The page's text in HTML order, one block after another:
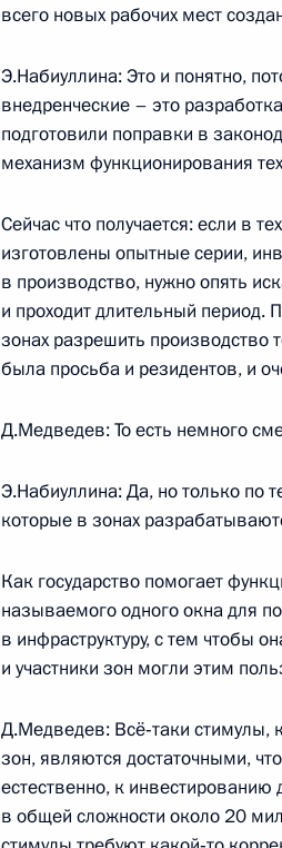
Объявлена аккредитация
Дмитрия Медведева в
6 октября 2009 года, 12:00
9 октября Дмитрий Медведев
Совета глав государств СНГ
6 октября 2009 года, 11:00
Указ о назначении
ЕГЭ – шаг вперёд к
5 октября 2009 года, 18:30 Москва
Дмитрий Медведев
возглавляемой им партии
движение» на выборах в
всего новых рабочих мест
Э.Набиуллина: Это и понятно,
внедренческие – это
подготовили поправки в
механизм функционирования
Сейчас что получается: если в
изготовлены опытные серии,
в производство, нужно опять
и проходит длительный период.
зонах разрешить производство
была просьба и резидентов, и
Д.Медведев: То есть немного
Э.Набиуллина: Да, но только по
которые в зонах
Как государство помогает
называемого одного окна для
в инфраструктуру, с тем чтобы
и участники зон могли этим
Д.Медведев: Всё‑таки стимулы,
зон, являются достаточными,
естественно, к
в общей сложности около 20